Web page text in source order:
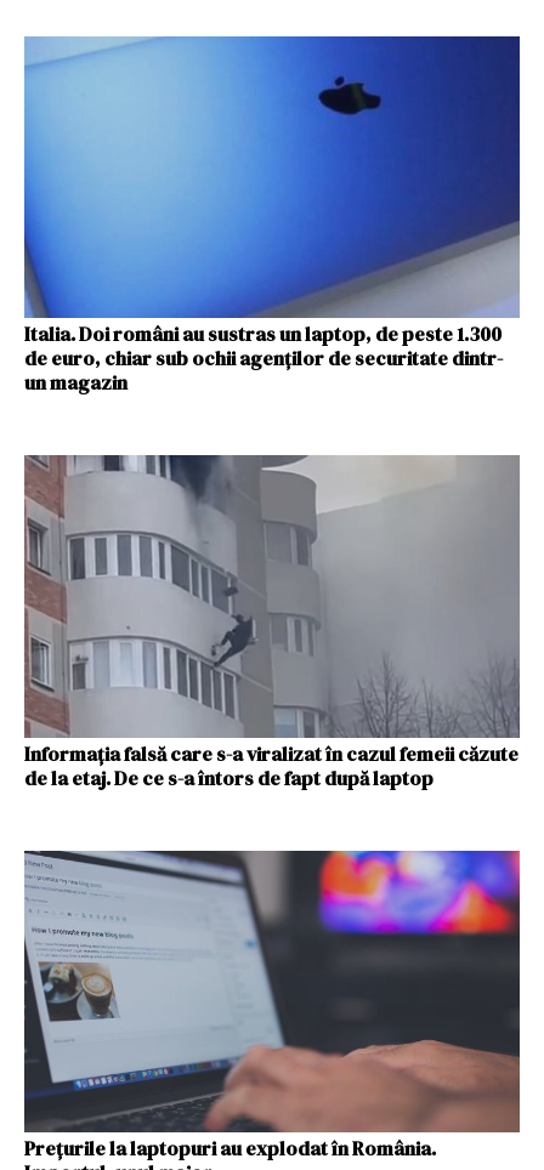
Italia. Doi români au sustras un laptop, de peste 1.300
de euro, chiar sub ochii agenților de securitate dintr-
un magazin
Informația falsă care s-a viralizat în cazul femeii căzute
de la etaj. De ce s-a întors de fapt după laptop
Prețurile la laptopuri au explodat în România.